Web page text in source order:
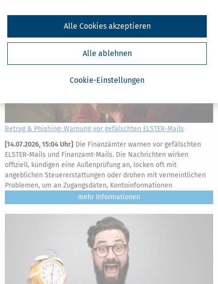
Cookie-Einstellungen
Alle ablehnen
Alle Cookies akzeptieren
Betrug & Phishing: Warnung vor gefälschten ELSTER-Mails
[14.07.2026, 15:04 Uhr] Die Finanzämter warnen vor gefälschten
ELSTER-Mails und Finanzamt-Mails. Die Nachrichten wirken
offiziell, kündigen eine Außenprüfung an, locken oft mit
angeblichen Steuererstattungen oder drohen mit vermeintlichen
Problemen, um an Zugangsdaten, Kontoinformationen
mehr